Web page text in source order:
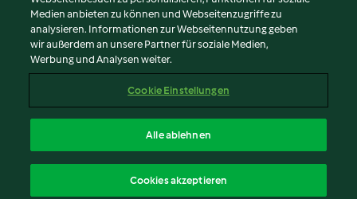
Nutzungsbedingungen
Datenschutzrichtlinien
Disclaimer
Impressum
Inhalt melden
Erklärung zur Barrierefreiheit
Medien anbieten zu können und Webseitenzugriffe zu
analysieren. Informationen zur Webseitennutzung geben
wir außerdem an unsere Partner für soziale Medien,
Werbung und Analysen weiter.
Cookie Einstellungen
Alle ablehnen
Cookies akzeptieren